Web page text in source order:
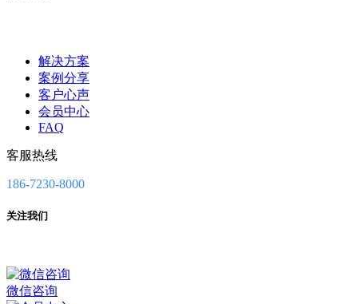
解决方案
案例分享
客户心声
会员中心
FAQ
客服热线
186-7230-8000
关注我们
微信咨询